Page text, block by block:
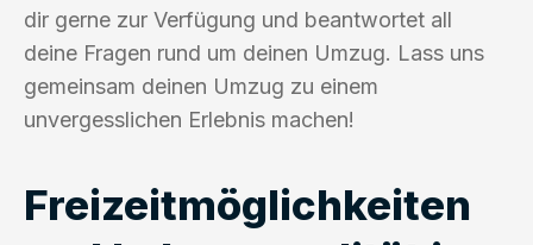
dir gerne zur Verfügung und beantwortet all
deine Fragen rund um deinen Umzug. Lass uns
gemeinsam deinen Umzug zu einem
unvergesslichen Erlebnis machen!
Freizeitmöglichkeiten